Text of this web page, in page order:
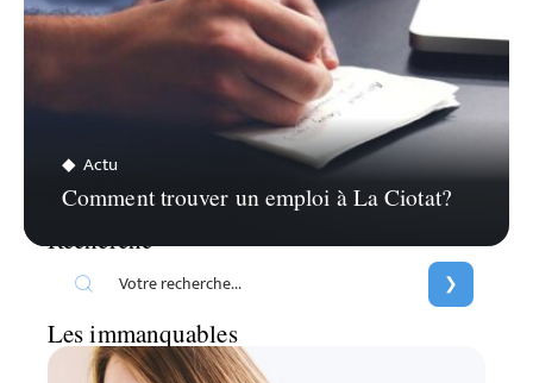
Actu
Comment trouver un emploi à La Ciotat?
Recherche
Les immanquables